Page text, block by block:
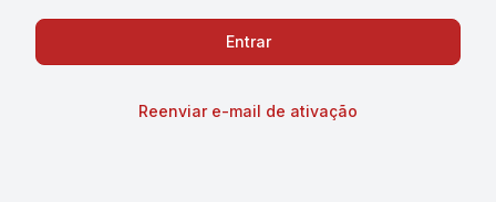
Reenviar e-mail de ativação